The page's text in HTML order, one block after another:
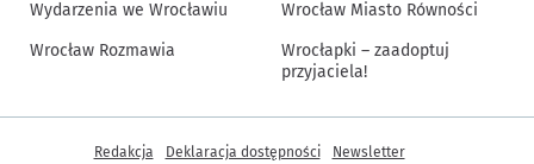
Wydarzenia we Wrocławiu
Wrocław Rozmawia
Wrocław Miasto Równości
Wrocłapki – zaadoptuj
przyjaciela!
Inne informacje
Redakcja Deklaracja dostępności Newsletter